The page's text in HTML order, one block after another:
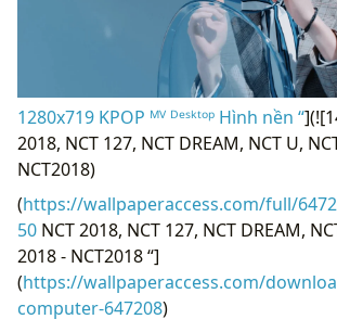
1280x719 KPOP ᴹⱽ ᴰᵉˢᵏᵗᵒᵖ Hình nền “
2018, NCT 127, NCT DREAM, NCT U,
NCT2018)
(https://wallpaperaccess.com/full/
50 NCT 2018, NCT 127, NCT DREAM,
2018 - NCT2018 “]
(https://wallpaperaccess.com/
computer-647208)